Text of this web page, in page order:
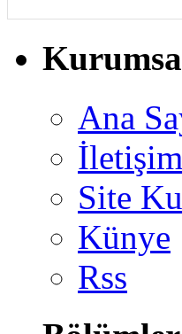
Ana
İletişim
Site
Künye
Rss